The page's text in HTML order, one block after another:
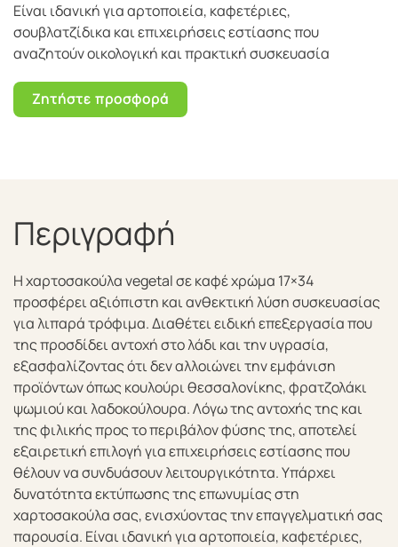
Είναι ιδανική για αρτοποιεία, καφετέριες,
σουβλατζίδικα και επιχειρήσεις εστίασης που
αναζητούν οικολογική και πρακτική συσκευασία
Ζητήστε προσφορά
Περιγραφή
Η χαρτοσακούλα vegetal σε καφέ χρώμα 17×34
προσφέρει αξιόπιστη και ανθεκτική λύση συσκευασίας
για λιπαρά τρόφιμα. Διαθέτει ειδική επεξεργασία που
της προσδίδει αντοχή στο λάδι και την υγρασία,
εξασφαλίζοντας ότι δεν αλλοιώνει την εμφάνιση
προϊόντων όπως κουλούρι θεσσαλονίκης, φρατζολάκι
ψωμιού και λαδοκούλουρα. Λόγω της αντοχής της και
της φιλικής προς το περιβάλον φύσης της, αποτελεί
εξαιρετική επιλογή για επιχειρήσεις εστίασης που
θέλουν να συνδυάσουν λειτουργικότητα. Υπάρχει
δυνατότητα εκτύπωσης της επωνυμίας στη
χαρτοσακούλα σας, ενισχύοντας την επαγγελματική σας
παρουσία. Είναι ιδανική για αρτοποιεία, καφετέριες,